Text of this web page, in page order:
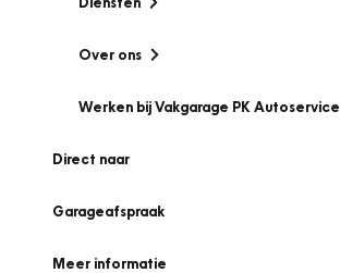
Over ons
Werken bij Vakgarage PK Autoservice
Direct naar
Garageafspraak
Meer informatie